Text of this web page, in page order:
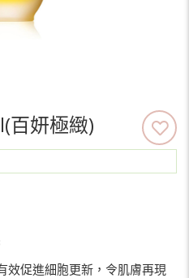
百妍極緻)
效促進細胞更新，令肌膚再現